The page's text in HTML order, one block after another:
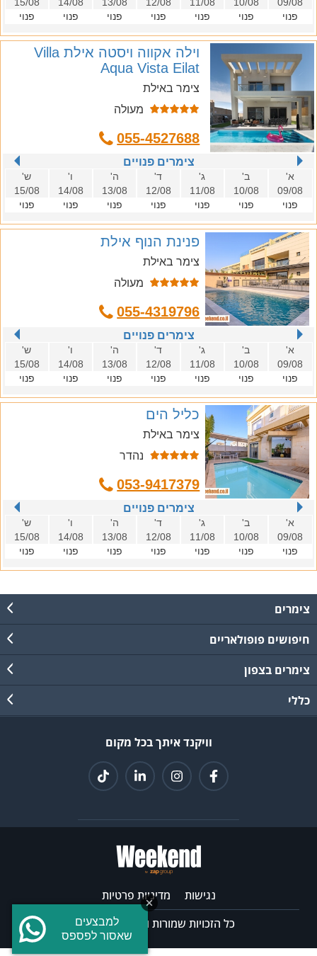
למבצעים
שאסור לפספס
פנוי
פנוי
פנוי
פנוי
פנוי
פנוי
פנוי
וילה אקווה ויסטה אילת Villa
Aqua Vista Eilat
צימר באילת
מעולה
055-4527688
צימרים פנויים
א'
09/08
פנוי
ב'
10/08
פנוי
ג'
11/08
פנוי
ד'
12/08
פנוי
ה'
13/08
פנוי
ו'
14/08
פנוי
ש'
15/08
פנוי
פנינת הנוף אילת
צימר באילת
מעולה
055-4319796
צימרים פנויים
א'
09/08
פנוי
ב'
10/08
פנוי
ג'
11/08
פנוי
ד'
12/08
פנוי
ה'
13/08
פנוי
ו'
14/08
פנוי
ש'
15/08
פנוי
כליל הים
צימר באילת
נהדר
053-9417379
צימרים פנויים
א'
09/08
פנוי
ב'
10/08
פנוי
ג'
11/08
פנוי
ד'
12/08
פנוי
ה'
13/08
פנוי
ו'
14/08
פנוי
ש'
15/08
פנוי
צימרים
חיפושים פופולאריים
צימרים בצפון
כללי
וויקנד איתך בכל מקום
נגישות
מדיניות פרטיות
כל הזכויות שמורות וויקנד © 2026